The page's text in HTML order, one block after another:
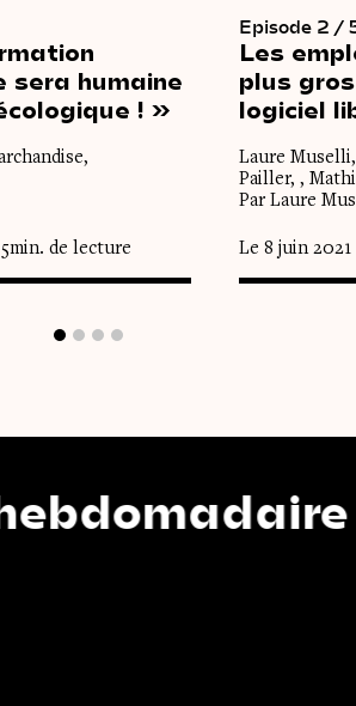
sera humaine
! »
5min. de lecture
Episode 2 /
Les
plus gros
logiciel
Laure
Pailler, ,
Par Laure
Le 8 juin 2021